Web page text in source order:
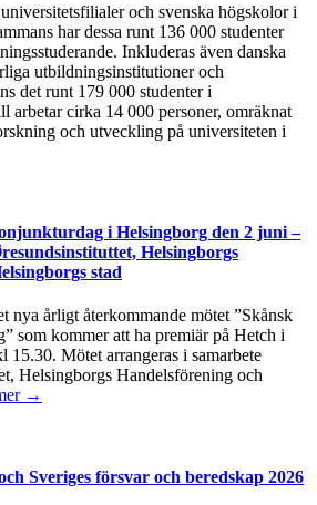
och svenska högskolor i
har dessa runt 136 000 studenter
Inkluderas även danska
utbildningsinstitutioner och
det runt 179 000 studenter i
arbetar cirka 14 000 personer, omräknat
och utveckling på universiteten i
i Helsingborg den 2 juni –
Helsingborgs
stad
nya årligt återkommande mötet ”Skånsk
som kommer att ha premiär på Hetch i
Mötet arrangeras i samarbete
Helsingborgs Handelsförening och
→
Sveriges försvar och beredskap 2026